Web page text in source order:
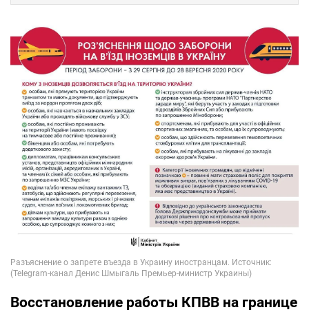
Восстановление работы КПВВ на границе